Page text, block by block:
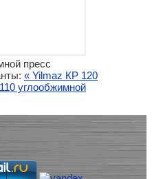
пресс
« Yilmaz КР 120
углообжимной